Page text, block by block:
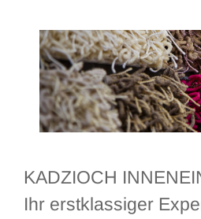
KADZIOCH
Ihr erstklassiger